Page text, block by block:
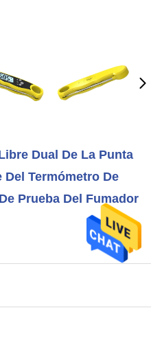
Dual De La Punta
Del Termómetro De
Prueba Del Fumador